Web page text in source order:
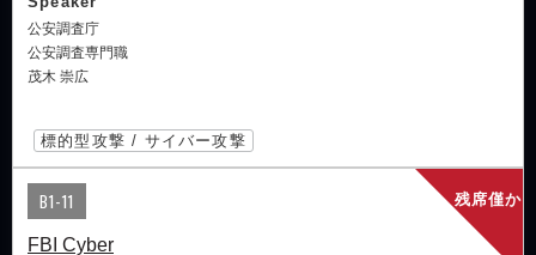
公安調査庁
公安調査専門職
茂木 崇広
標的型攻撃 / サイバー攻撃
残席僅か
B1-11
FBI Cyber